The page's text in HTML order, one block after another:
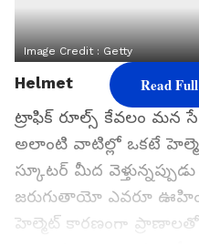
Image Credit :Getty
Helmet
ట్రాఫిక్ రూల్స్ కేవలం మన
అలాంటి వాటిల్లో ఒకటే
స్కూటర్ మీద
జరుగుతాయో ఎవరూ
హెల్మెట్ కారణంగా
Read